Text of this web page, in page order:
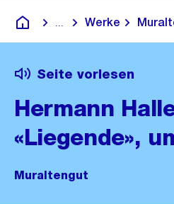
Deutsch
Blende alle Breadcrumbs
Werke
Seite vorlesen
Hermann
«Liegende»,
Muraltengut